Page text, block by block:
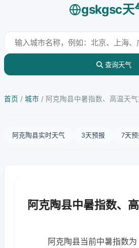
gskgsc天
查询天气
首页 / 城市 / 阿克陶县中暑指数、高温天
阿克陶县实时天气 3天预报 7天预
阿克陶县中暑指数、
阿克陶县当前中暑指数为